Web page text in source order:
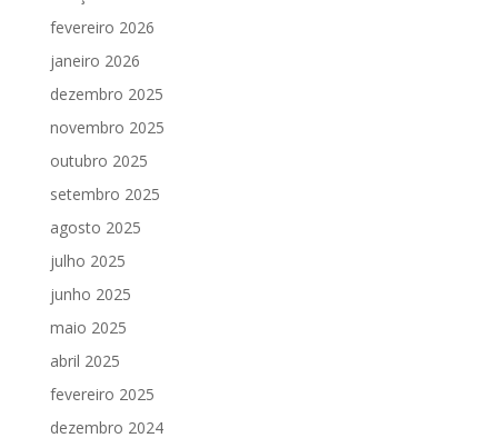
fevereiro 2026
janeiro 2026
dezembro 2025
novembro 2025
outubro 2025
setembro 2025
agosto 2025
julho 2025
junho 2025
maio 2025
abril 2025
fevereiro 2025
dezembro 2024